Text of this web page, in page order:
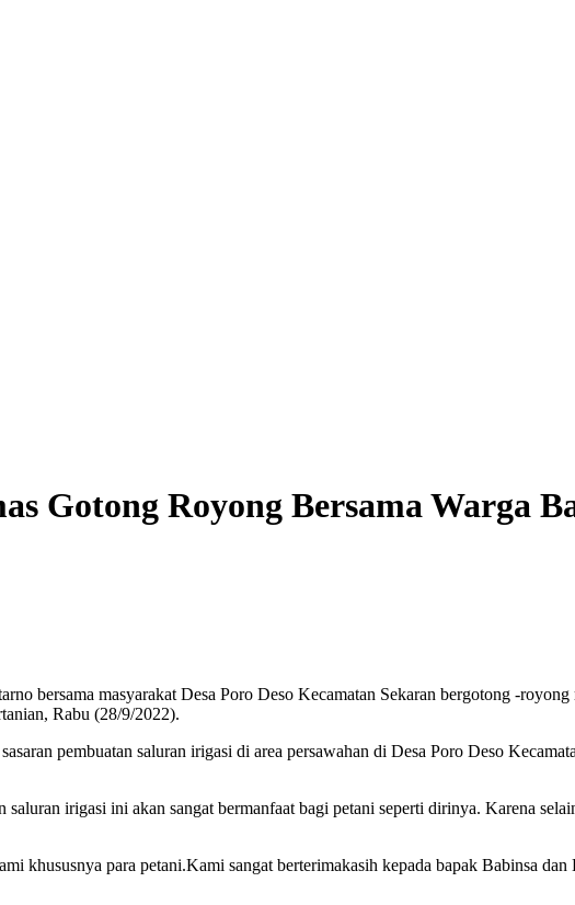
Gotong Royong Bersama Warga
bersama masyarakat Desa Poro Deso Kecamatan Sekaran bergotong -
Rabu (28/9/2022).
pembuatan saluran irigasi di area persawahan di Desa Poro Deso
irigasi ini akan sangat bermanfaat bagi petani seperti dirinya. Karena
khususnya para petani.Kami sangat berterimakasih kepada bapak Babinsa